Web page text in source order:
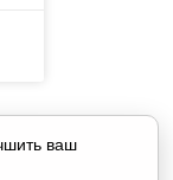
ваш